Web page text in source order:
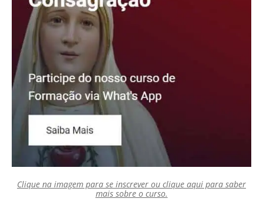
Clique na imagem para se inscrever ou clique aqui para saber
mais sobre o curso.